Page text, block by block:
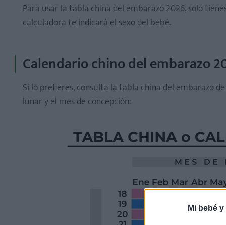
Mi bebé
¿Cómo saber si es niña o niño en el calendario chino?
¿Qué debo hacer si mi edad no aparece?
¿Funciona para gestaciones múltiples?
Para usar la tabla china del embarazo 2026, solo
calculadora te indicará el sexo del bebé.
Calendario chino del embarazo
Si lo prefieres, consulta la tabla china del embarazo
lunar y el mes de concepción: